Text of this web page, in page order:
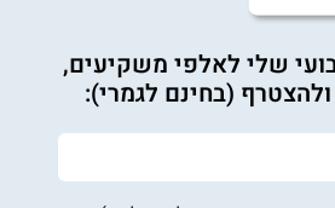
שלי לאלפי משקיעים,
(בחינם לגמרי):